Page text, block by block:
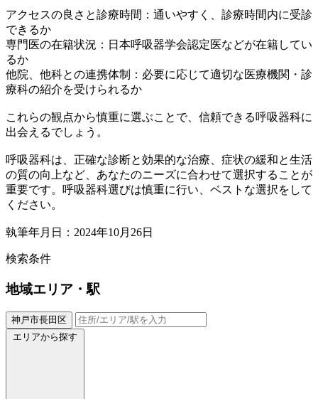
アクセスの良さと診療時間：通いやすく、診療時間内に受診
できるか
専門医の在籍状況：日本呼吸器学会認定医などが在籍してい
るか
他院、他科との連携体制：必要に応じて適切な医療機関・診
療科の紹介を受けられるか
これらの観点から慎重に選ぶことで、信頼できる呼吸器科に
出会えるでしょう。
呼吸器科は、正確な診断と効果的な治療、症状の緩和と生活
の質の向上など、あなたのニーズに合わせて選択することが
重要です。呼吸器科選びは慎重に行い、ベストな選択をして
ください。
執筆年月日：2024年10月26日
検索条件
地域エリア・駅
神戸市長田区
エリアから探す